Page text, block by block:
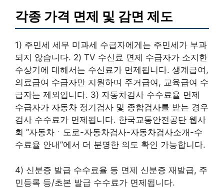
각종 가격 면제 및 감면 제도
1) 주민세 세무 미과세 수급자에게는 주민세가 부과
되지 않습니다. 2) TV 수신료 면제 수급자가 소지한
수상기에 대해서는 수신료가 면제됩니다. 생계급여,
의료급여 수급자만 지원하며 주거급여, 교육급여 수
급자는 제외입니다. 3) 자동차검사 수수료율 면제
수급자가 자동차 정기검사 및 종합검사를 받는 경우
검사 수수료가 면제됩니다. 한국교통안전공단 웹사
회 ”자동차ㆍ도로-자동차검사-자동차검사소개-수
수료율 안내”에서 더 분명한 의도 확인 가능합니다.
4) 신분증 발급 수수료율 등 면제 신분증 재발급, 주
민등록 등/초본 발급 수수료가 면제됩니다.